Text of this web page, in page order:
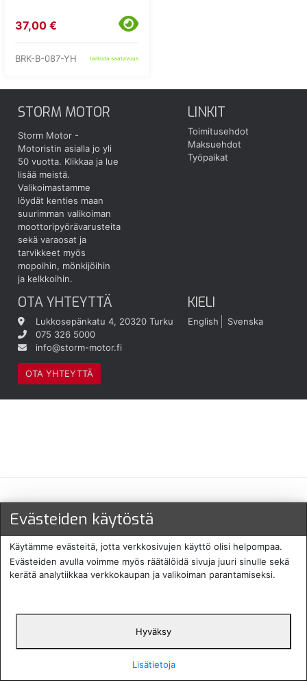
37,00 €
BRK-B-087-YH tarkista saatavuus
STORM MOTOR
Storm Motor -
Motoristin asialla jo yli
50 vuotta. Klikkaa ja lue
lisää meistä.
Valikoimastamme
löydät kenties maan
suurimman valikoiman
moottoripyörävarusteita
sekä varaosat ja
tarvikkeet myös
mopoihin, mönkijöihin
ja kelkkoihin.
LINKIT
Toimitusehdot
Maksuehdot
Työpaikat
OTA YHTEYTTÄ
Lukkosepänkatu 4, 20320 Turku
075 326 5000
info@storm-motor.fi
OTA YHTEYTTÄ
KIELI
English Svenska
Maksu- ja toimitustavat
Protecomp
Copyright 2024. All rights
English
Evästeiden käytöstä
Käytämme evästeitä, jotta verkkosivujen käyttö olisi helpompaa.
Evästeiden avulla voimme myös räätälöidä sivuja juuri sinulle sekä
kerätä analytiikkaa verkkokaupan ja valikoiman parantamiseksi.
Hyväksy
Lisätietoja